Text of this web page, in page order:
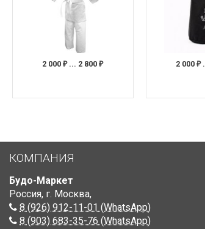
2 000 ₽... 2 800 ₽ 2 000 ₽
КОМПАНИЯ
Будо-Маркет
Россия, г. Москва,
8 (926) 912-11-01 (WhatsApp)
8 (903) 683-35-76 (WhatsApp)